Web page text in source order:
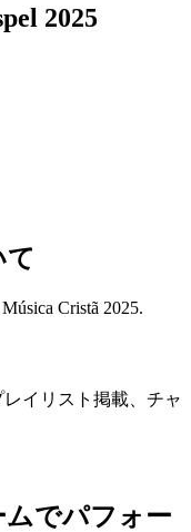
2025
Cristã 2025.
イリスト掲載、チャ
でパフォー